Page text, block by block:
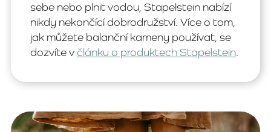
sebe nebo plnit vodou, Stapelstein nabízí
nikdy nekončící dobrodružství. Více o tom,
jak můžete balanční kameny používat, se
dozvíte včlánku o produktech Stapelstein.